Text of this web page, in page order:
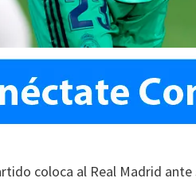
coloca al Real Madrid